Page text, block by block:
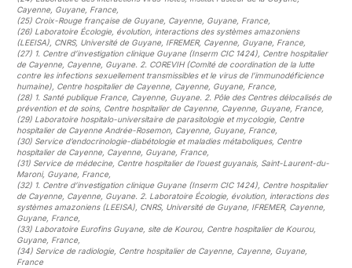
Cayenne, Guyane, France,
(25) Croix-Rouge française de Guyane, Cayenne, Guyane, France,
(26) Laboratoire Écologie, évolution, interactions des systèmes amazoniens
(LEEISA), CNRS, Université de Guyane, IFREMER, Cayenne, Guyane, France,
(27) 1. Centre d’investigation clinique Guyane (Inserm CIC 1424), Centre hospitalier
de Cayenne, Cayenne, Guyane. 2. COREVIH (Comité de coordination de la lutte
contre les infections sexuellement transmissibles et le virus de l’immunodéficience
humaine), Centre hospitalier de Cayenne, Cayenne, Guyane, France,
(28) 1. Santé publique France, Cayenne, Guyane. 2. Pôle des Centres délocalisés de
prévention et de soins, Centre hospitalier de Cayenne, Cayenne, Guyane, France,
(29) Laboratoire hospitalo-universitaire de parasitologie et mycologie, Centre
hospitalier de Cayenne Andrée-Rosemon, Cayenne, Guyane, France,
(30) Service d’endocrinologie-diabétologie et maladies métaboliques, Centre
hospitalier de Cayenne, Cayenne, Guyane, France,
(31) Service de médecine, Centre hospitalier de l’ouest guyanais, Saint-Laurent-du-
Maroni, Guyane, France,
(32) 1. Centre d’investigation clinique Guyane (Inserm CIC 1424), Centre hospitalier
de Cayenne, Cayenne, Guyane. 2. Laboratoire Écologie, évolution, interactions des
systèmes amazoniens (LEEISA), CNRS, Université de Guyane, IFREMER, Cayenne,
Guyane, France,
(33) Laboratoire Eurofins Guyane, site de Kourou, Centre hospitalier de Kourou,
Guyane, France,
(34) Service de radiologie, Centre hospitalier de Cayenne, Cayenne, Guyane,
France